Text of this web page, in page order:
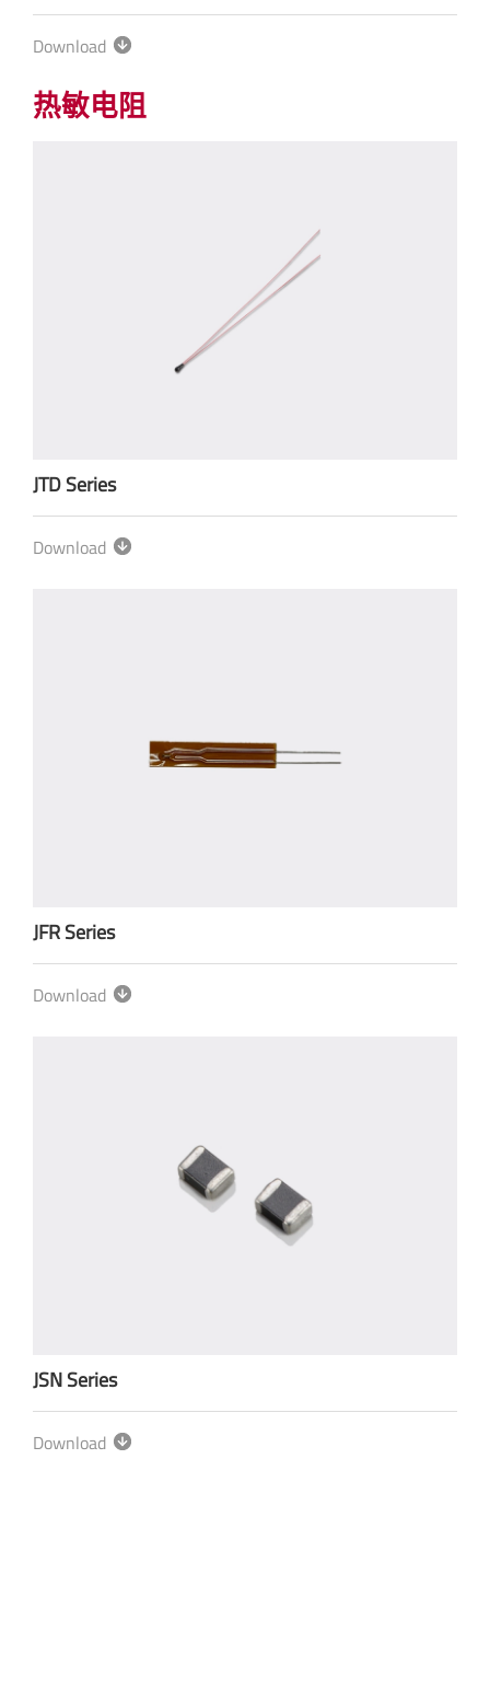
Download
热敏电阻
JTD Series
Download
JFR Series
Download
JSN Series
Download